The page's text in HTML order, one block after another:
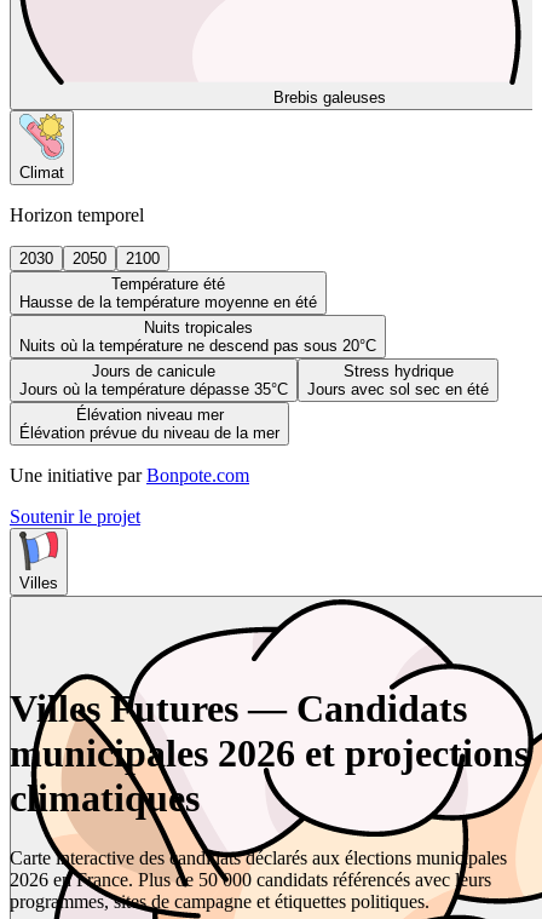
Brebis galeuses
Climat
Horizon temporel
2030 2050
2100
Température été
Hausse de la température moyenne en été
Nuits tropicales
Nuits où la température ne descend pas sous 20°C
Jours de canicule
Jours où la température dépasse 35°C
Stress hydrique
Jours avec sol sec en été
Élévation niveau mer
Élévation prévue du niveau de la mer
Une initiative par Bonpote.com
Soutenir le projet
Villes
Villes Futures — Candidats
municipales 2026 et projections
climatiques
Carte interactive des candidats déclarés aux élections municipales
2026 en France. Plus de 50 000 candidats référencés avec leurs
programmes, sites de campagne et étiquettes politiques.